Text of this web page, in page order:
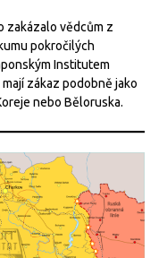
zakázalo vědcům z
pokročilých
Institutem
zákaz podobně jako
nebo Běloruska.